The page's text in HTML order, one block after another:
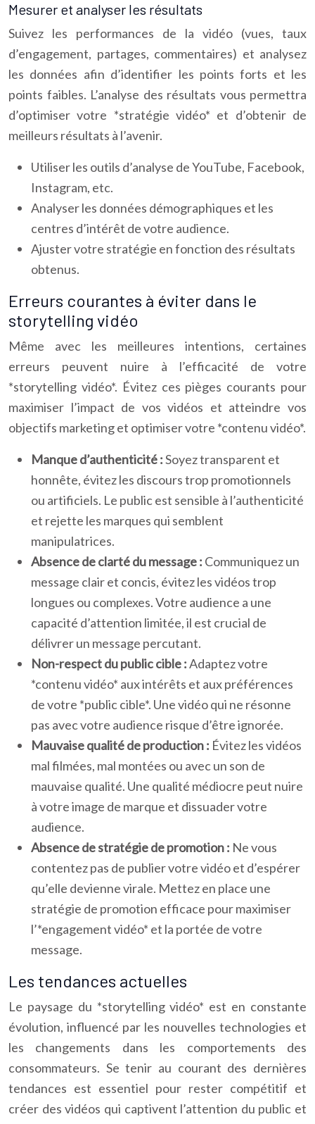
Mesurer et analyser les résultats
Suivez les performances de la vidéo (vues, taux
d’engagement, partages, commentaires) et analysez
les données afin d’identifier les points forts et les
points faibles. L’analyse des résultats vous permettra
d’optimiser votre *stratégie vidéo* et d’obtenir de
meilleurs résultats à l’avenir.
Utiliser les outils d’analyse de YouTube, Facebook,
Instagram, etc.
Analyser les données démographiques et les
centres d’intérêt de votre audience.
Ajuster votre stratégie en fonction des résultats
obtenus.
Erreurs courantes à éviter dans le
storytelling vidéo
Même avec les meilleures intentions, certaines
erreurs peuvent nuire à l’efficacité de votre
*storytelling vidéo*. Évitez ces pièges courants pour
maximiser l’impact de vos vidéos et atteindre vos
objectifs marketing et optimiser votre *contenu vidéo*.
Manque d’authenticité :Soyez transparent et
honnête, évitez les discours trop promotionnels
ou artificiels. Le public est sensible à l’authenticité
et rejette les marques qui semblent
manipulatrices.
Absence de clarté du message : Communiquez un
message clair et concis, évitez les vidéos trop
longues ou complexes. Votre audience a une
capacité d’attention limitée, il est crucial de
délivrer un message percutant.
Non-respect du public cible :Adaptez votre
*contenu vidéo* aux intérêts et aux préférences
de votre *public cible*. Une vidéo qui ne résonne
pas avec votre audience risque d’être ignorée.
Mauvaise qualité de production : Évitez les vidéos
mal filmées, mal montées ou avec un son de
mauvaise qualité. Une qualité médiocre peut nuire
à votre image de marque et dissuader votre
audience.
Absence de stratégie de promotion : Ne vous
contentez pas de publier votre vidéo et d’espérer
qu’elle devienne virale. Mettez en place une
stratégie de promotion efficace pour maximiser
l’*engagement vidéo* et la portée de votre
message.
Les tendances actuelles
Le paysage du *storytelling vidéo* est en constante
évolution, influencé par les nouvelles technologies et
les changements dans les comportements des
consommateurs. Se tenir au courant des dernières
tendances est essentiel pour rester compétitif et
créer des vidéos qui captivent l’attention du public et